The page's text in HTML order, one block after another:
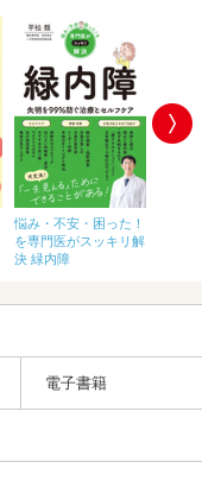
悩み・不安・困った！
を専門医がスッキリ解
決 緑内障
電子書籍